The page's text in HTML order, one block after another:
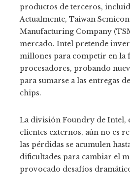
productos de terceros,
Actualmente, Taiwan
Manufacturing Company
mercado. Intel pretende
millones para competir en la
procesadores, probando
para sumarse a las entregas
chips.
La división Foundry de Intel,
clientes externos, aún no es
las pérdidas se acumulen
dificultades para cambiar el
provocado desafíos